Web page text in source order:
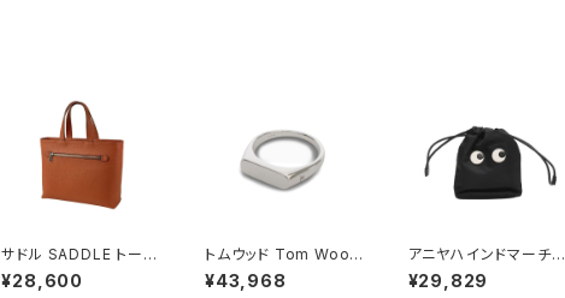
サドル SADDLE トート
バッグ ミニトート 牛革
本革 日本製 姫路産 自
¥28,600
トムウッド Tom Wood
Knut Ring リング 100
572-48 シルバー
¥43,968
アニヤハインドマーチ A
NYA HINDMARCH Ey
es ドローストリング・ポ
¥29,829